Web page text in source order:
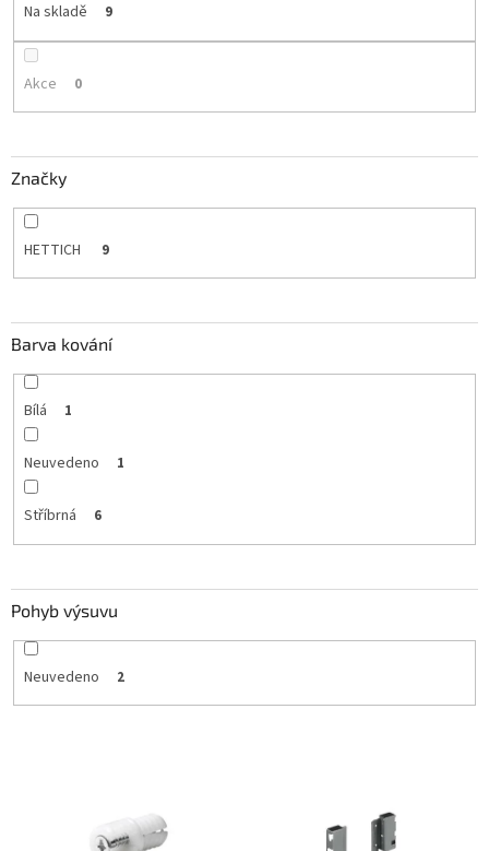
ů
Na skladě 9
Akce 0
Značky
HETTICH 9
Barva kování
Bílá 1
Neuvedeno 1
Stříbrná 6
Pohyb výsuvu
Neuvedeno 2